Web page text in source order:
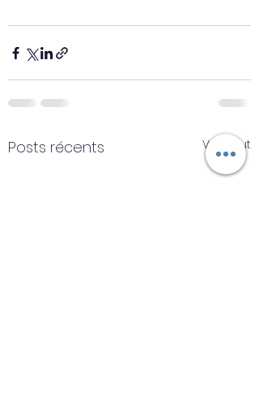
Posts récents Voir tout